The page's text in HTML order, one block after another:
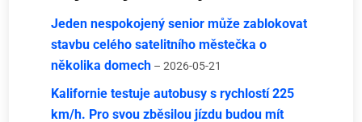
Jeden nespokojený senior může zablokovat
stavbu celého satelitního městečka o
několika domech – 2026-05-21
Kalifornie testuje autobusy s rychlostí 225
km/h. Pro svou zběsilou jízdu budou mít